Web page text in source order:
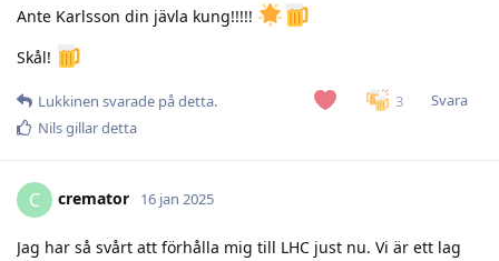
Ante Karlsson din jävla kung!!!!!
Skål!
3 Svara
Lukkinen svarade på detta.
Nilsgillar detta
C cremator 16 jan 2025
Jag har så svårt att förhålla mig till LHC just nu. Vi är ett lag